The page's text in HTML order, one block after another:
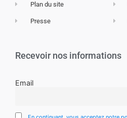
Plan du site
Presse
Recevoir nos informations
Email